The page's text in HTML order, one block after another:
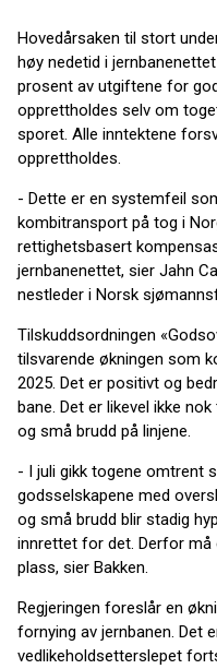
Hovedårsaken til stort
høy nedetid i
prosent av utgiftene for
opprettholdes selv om
sporet. Alle inntektene
opprettholdes.
- Dette er en systemfeil
kombitransport på tog i
rettighetsbasert
jernbanenettet, sier Jahn
nestleder i Norsk
Tilskuddsordningen
tilsvarende økningen som
2025. Det er positivt og
bane. Det er likevel ikke
og små brudd på linjene.
- I juli gikk togene omtrent
godsselskapene med
og små brudd blir stadig
innrettet for det. Derfor må
plass, sier Bakken.
Regjeringen foreslår en
fornying av jernbanen. Det
vedlikeholdsetterslepet